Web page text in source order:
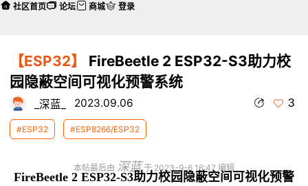
【ESP32】
FireBeetle 2 ESP32-S3助力校
园隐蔽空间可视化预警系统
_深蓝_ 2023.09.06 3
#ESP32 #ESP8266/ESP32
本帖最后由 深蓝于 2023-9-6 16:47 编辑
FireBeetle 2 ESP32-S3助力校园隐蔽空间可视化预警
社区首页 论坛 商城 登录